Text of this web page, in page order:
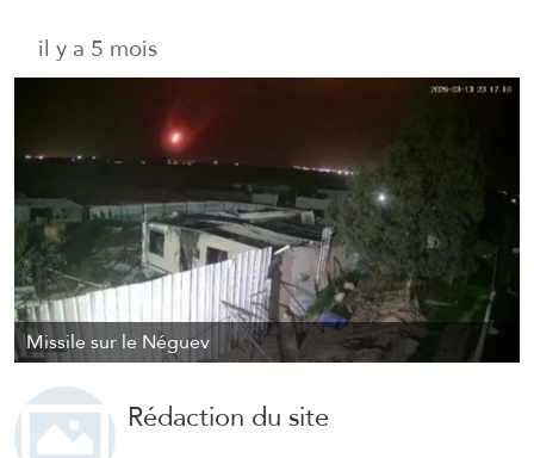
il y a 5 mois
Missile sur le Néguev
Rédaction du site